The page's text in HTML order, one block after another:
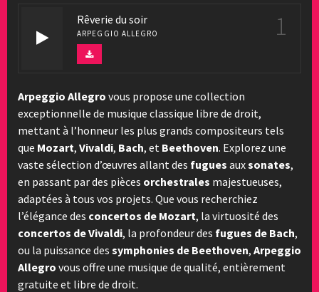
Rêverie du soir
ARPEGGIO ALLEGRO 1
Arpeggio Allegro vous propose une collection
exceptionnelle de musique classique libre de droit,
mettant à l’honneur les plus grands compositeurs tels
que Mozart, Vivaldi, Bach, et Beethoven. Explorez une
vaste sélection d’œuvres allant des fugues auxsonates,
en passant par des pièces orchestrales majestueuses,
adaptées à tous vos projets. Que vous recherchiez
l’élégance des concertos de Mozart, la virtuosité des
concertos de Vivaldi, la profondeur des fugues de Bach,
ou la puissance des symphonies de Beethoven, Arpeggio
Allegro vous offre une musique de qualité, entièrement
gratuite et libre de droit.